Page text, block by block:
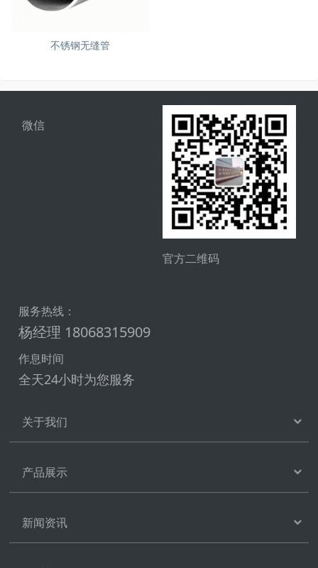
不锈钢无缝管
微信
官方二维码
服务热线：
杨经理 18068315909
作息时间
全天24小时为您服务
关于我们
产品展示
新闻资讯